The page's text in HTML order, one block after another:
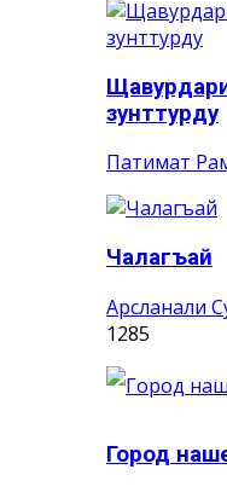
зунттурду
Патимат
Чалагъай
Арсланали
1285